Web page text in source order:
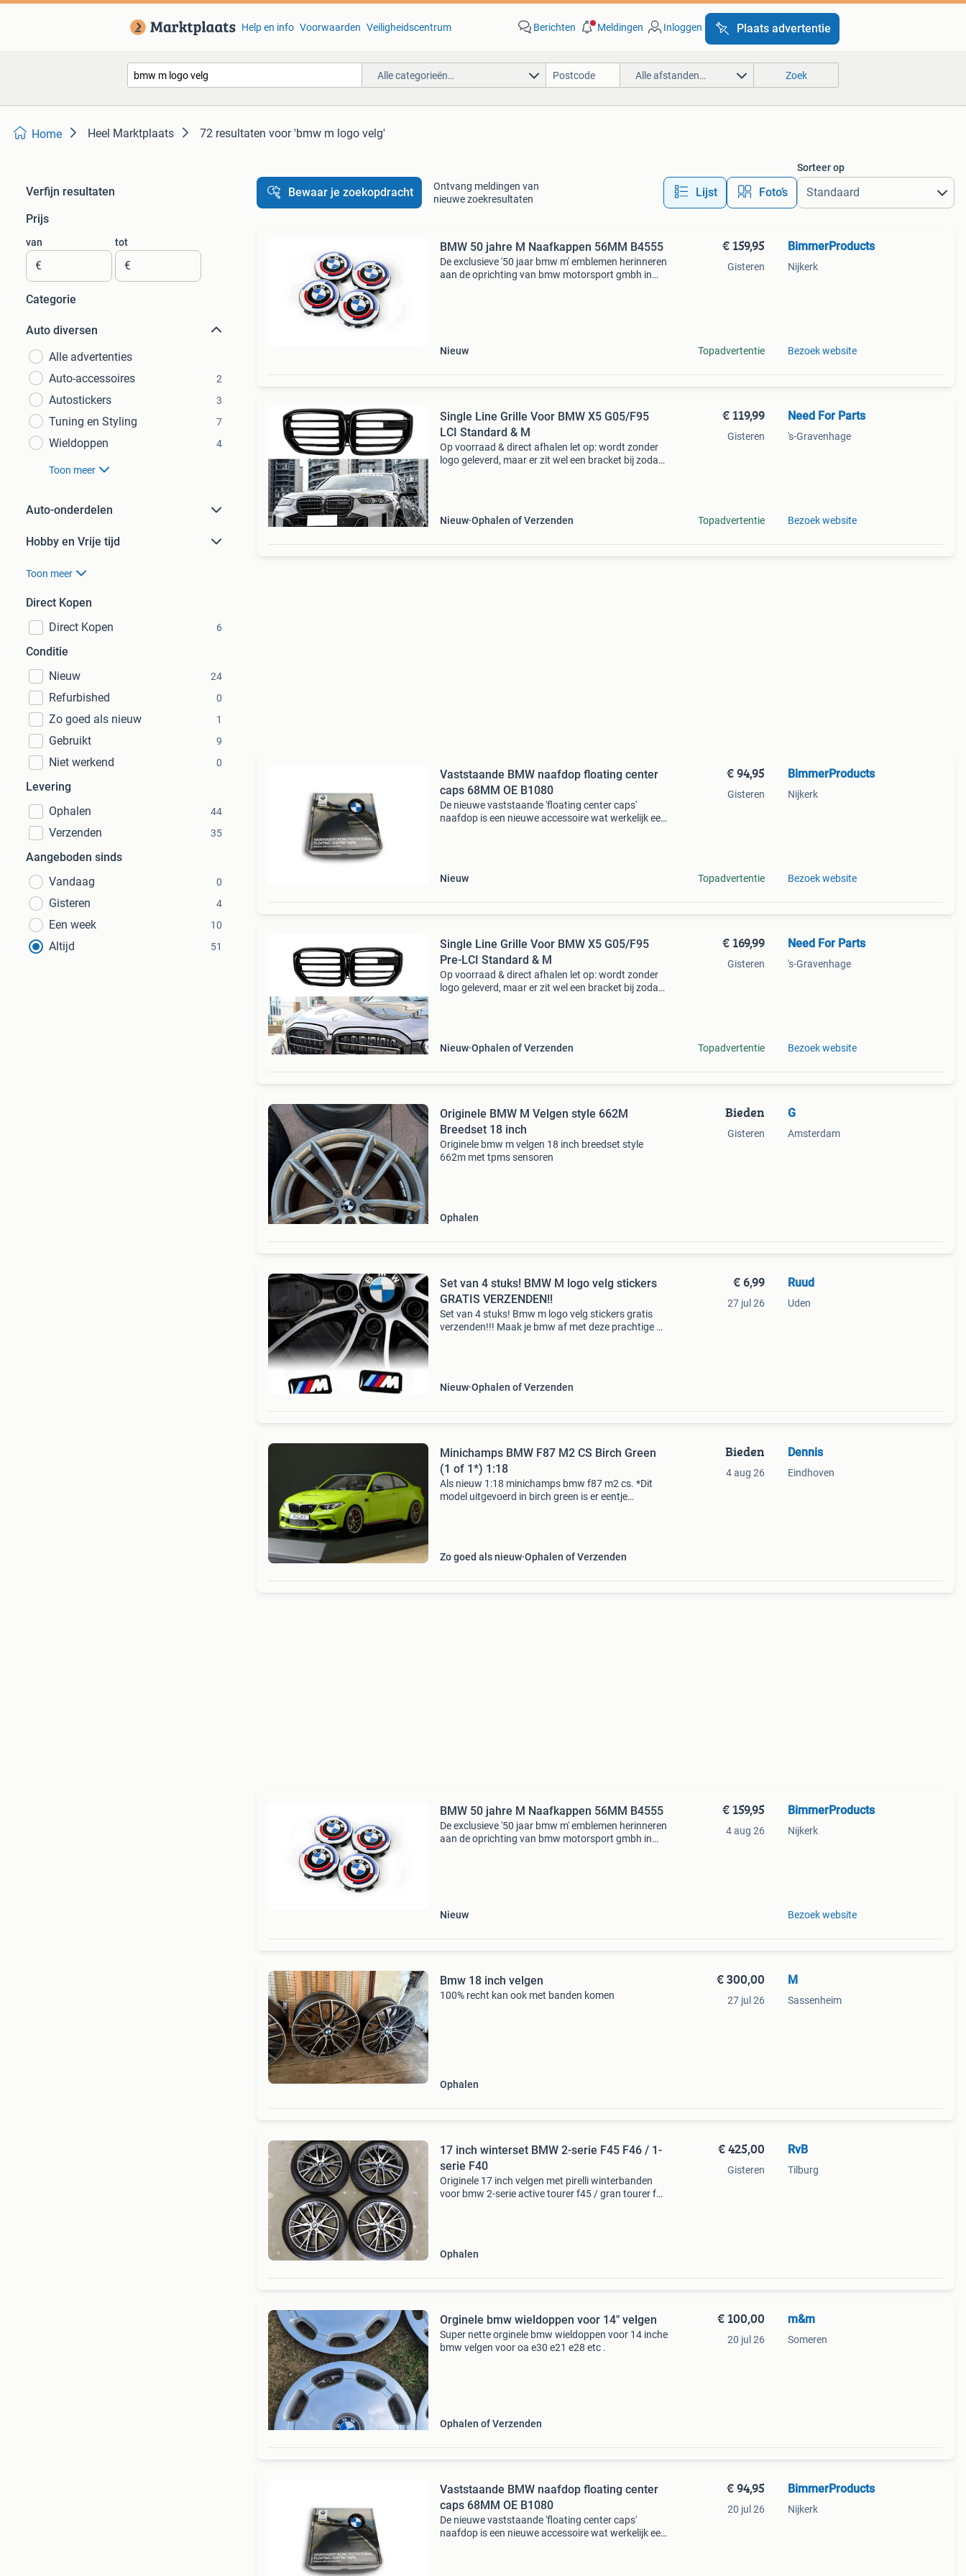
Help en info Voorwaarden Veiligheidscentrum Berichten Meldingen Inloggen Plaats advertentie
Alle categorieën… Alle afstanden… Zoek
Home Heel Marktplaats 72 resultaten voor 'bmw m logo velg'
Verfijn resultaten
Prijs
van
€
tot
€
Categorie
Auto diversen
Alle advertenties
Auto-accessoires
2
Autostickers 3
Tuning en Styling 7
Wieldoppen 4
Toon meer
Auto-onderdelen
Hobby en Vrije tijd
Toon meer
Direct Kopen
Direct Kopen
6
Conditie
Nieuw
24
Refurbished 0
Zo goed als nieuw 1
Gebruikt 9
Niet werkend 0
Levering
Ophalen
44
Verzenden 35
Aangeboden sinds
Vandaag
0
Gisteren 4
Een week 10
Altijd 51
Bewaar je zoekopdracht
Ontvang meldingen van
nieuwe zoekresultaten
Lijst Foto’s
Sorteer op
BMW 50 jahre M Naafkappen 56MM B4555
De exclusieve '50 jaar bmw m' emblemen herinneren
aan de oprichting van bmw motorsport gmbh in
Nieuw
€ 159,95
Gisteren
Topadvertentie
BimmerProducts
Nijkerk
Bezoek website
Single Line Grille Voor BMW X5 G05/F95
LCI Standard & M
Op voorraad & direct afhalen let op: wordt zonder
logo geleverd, maar er zit wel een bracket bij zodat
Nieuw Ophalen of Verzenden
€ 119,99
Gisteren
Topadvertentie
Need For Parts
's-Gravenhage
Bezoek website
Vaststaande BMW naafdop floating center
caps 68MM OE B1080
De nieuwe vaststaande 'floating center caps'
naafdop is een nieuwe accessoire wat werkelijk een
Nieuw
€ 94,95
Gisteren
Topadvertentie
BimmerProducts
Nijkerk
Bezoek website
Single Line Grille Voor BMW X5 G05/F95
Pre-LCI Standard & M
Op voorraad & direct afhalen let op: wordt zonder
logo geleverd, maar er zit wel een bracket bij zodat
Nieuw Ophalen of Verzenden
€ 169,99
Gisteren
Topadvertentie
Need For Parts
's-Gravenhage
Bezoek website
Originele BMW M Velgen style 662M
Breedset 18 inch
Originele bmw m velgen 18 inch breedset style
662m met tpms sensoren
Ophalen
Bieden
Gisteren
G
Amsterdam
Set van 4 stuks! BMW M logo velg stickers
GRATIS VERZENDEN!!
Set van 4 stuks! Bmw m logo velg stickers gratis
verzenden!!! Maak je bmw af met deze prachtige 3d
Nieuw Ophalen of Verzenden
€ 6,99
27 jul 26
Ruud
Uden
Minichamps BMW F87 M2 CS Birch Green
(1 of 1*) 1:18
Als nieuw 1:18 minichamps bmw f87 m2 cs. *Dit
model uitgevoerd in birch green is er eentje
Zo goed als nieuw Ophalen of Verzenden
Bieden
4 aug 26
Dennis
Eindhoven
BMW 50 jahre M Naafkappen 56MM B4555
De exclusieve '50 jaar bmw m' emblemen herinneren
aan de oprichting van bmw motorsport gmbh in
Nieuw
€ 159,95
4 aug 26
BimmerProducts
Nijkerk
Bezoek website
Bmw 18 inch velgen
100% recht kan ook met banden komen
Ophalen
€ 300,00
27 jul 26
M
Sassenheim
17 inch winterset BMW 2-serie F45 F46 / 1-
serie F40
Originele 17 inch velgen met pirelli winterbanden
voor bmw 2-serie active tourer f45 / gran tourer f46
Ophalen
€ 425,00
Gisteren
RvB
Tilburg
Orginele bmw wieldoppen voor 14" velgen
Super nette orginele bmw wieldoppen voor 14 inche
bmw velgen voor oa e30 e21 e28 etc .
Ophalen of Verzenden
€ 100,00
20 jul 26
m&m
Someren
Vaststaande BMW naafdop floating center
caps 68MM OE B1080
De nieuwe vaststaande 'floating center caps'
naafdop is een nieuwe accessoire wat werkelijk een
€ 94,95
20 jul 26
BimmerProducts
Nijkerk